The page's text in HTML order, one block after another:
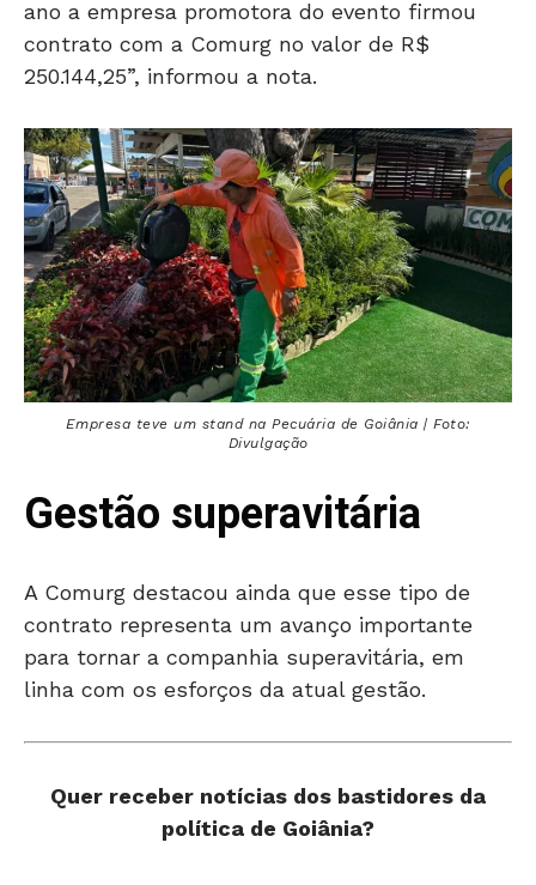
ano a empresa promotora do evento firmou
contrato com a Comurg no valor de R$
250.144,25”, informou a nota.
Empresa teve um stand na Pecuária de Goiânia | Foto:
Divulgação
Gestão superavitária
A Comurg destacou ainda que esse tipo de
contrato representa um avanço importante
para tornar a companhia superavitária, em
linha com os esforços da atual gestão.
Quer receber notícias dos bastidores da
política de Goiânia?